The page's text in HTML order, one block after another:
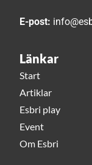
E-post:
Länkar
Start
Artiklar
Esbri play
Event
Om Esbri